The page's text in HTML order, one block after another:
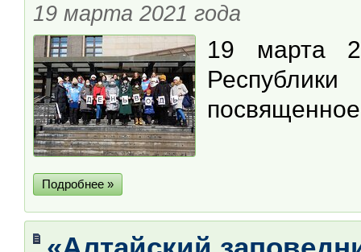
19 марта 2021 года
19 марта
Подробнее »